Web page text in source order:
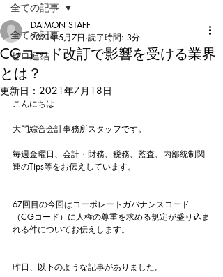
全ての記事
ゼロ連結
全ての記事
CGコード改訂で影響を受ける業界
とは？
DAIMON STAFF
2021年5月7日 読了時間: 3分
更新日： 2021年7月18日
こんにちは
大門綜合会計事務所スタッフです。
毎週金曜日、会計・財務、税務、監査、内部統制関
連のTips等をお伝えしています。
67回目の今回はコーポレートガバナンスコード
（CGコード）に人権の尊重を求める規定が盛り込ま
れる件についてお伝えします。
昨日、以下のような記事がありました。